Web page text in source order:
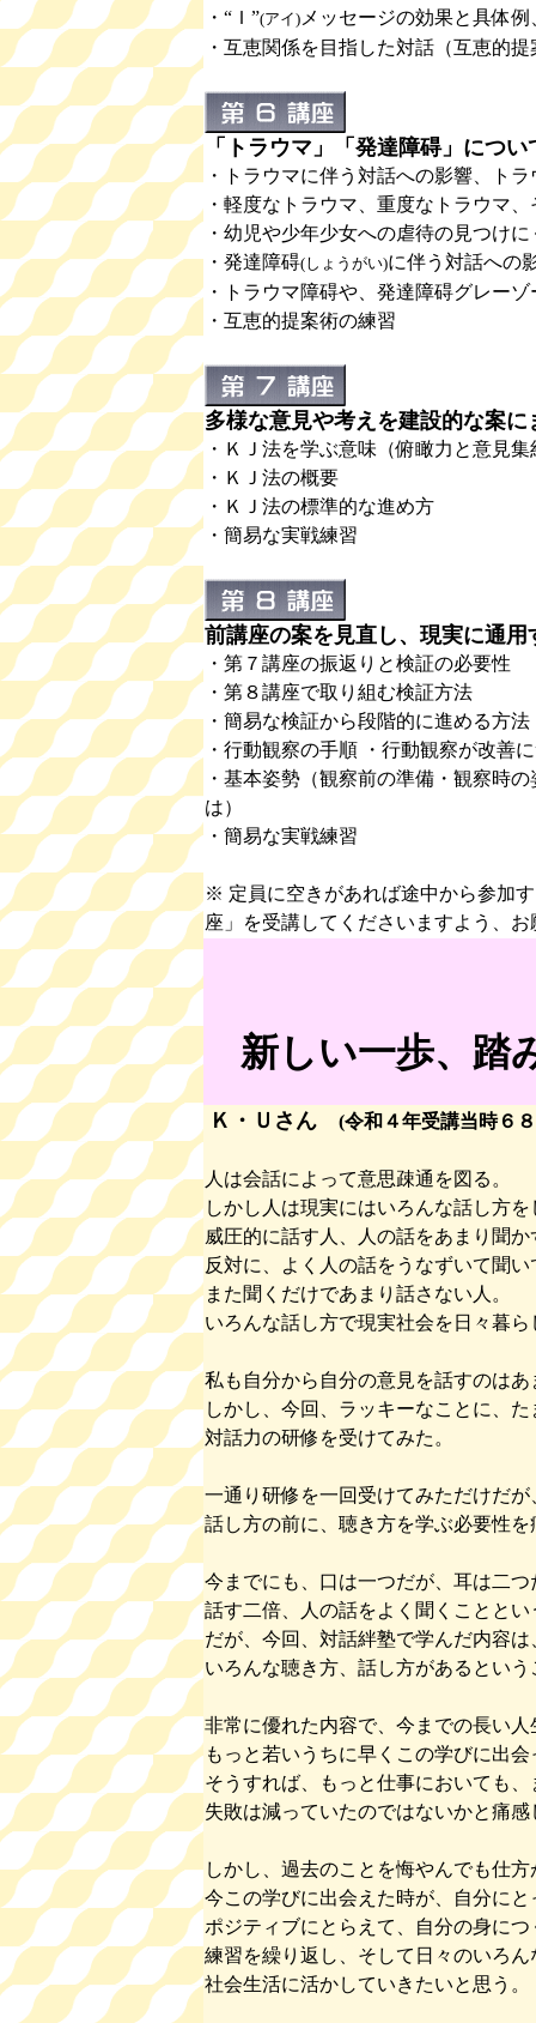
・“Ｉ”(アイ)メッセージの効果と具体例
・互恵関係を目指した対話（互恵的
「トラウマ」「発達障碍」につ
・トラウマに伴う対話への影響、ト
・軽度なトラウマ、重度なトラウマ
・幼児や少年少女への虐待の見つけに
・発達障碍(しょうがい)に伴う対話への
・トラウマ障碍や、発達障碍グレー
・互恵的提案術の練習
多様な意見や考えを建設的な案
・ＫＪ法を学ぶ意味（俯瞰力と意見
・ＫＪ法の概要
・ＫＪ法の標準的な進め方
・簡易な実戦練習
前講座の案を見直し、現実に通
・第７講座の振返りと検証の必要性
・第８講座で取り組む検証方法
・簡易な検証から段階的に進める方法
・行動観察の手順 ・行動観察が改善
・基本姿勢（観察前の準備・観察時
は）
・簡易な実戦練習
※ 定員に空きがあれば途中から参加
座」を受講してくださいますよう、
新しい一歩、踏
Ｋ・Ｕさん (令和４年受講当時６
人は会話によって意思疎通を図る。
しかし人は現実にはいろんな話し方を
威圧的に話す人、人の話をあまり聞
反対に、よく人の話をうなずいて聞い
また聞くだけであまり話さない人。
いろんな話し方で現実社会を日々暮ら
私も自分から自分の意見を話すのは
しかし、今回、ラッキーなことに、
対話力の研修を受けてみた。
一通り研修を一回受けてみただけだが
話し方の前に、聴き方を学ぶ必要性を
今までにも、口は一つだが、耳は二つ
話す二倍、人の話をよく聞くことと
だが、今回、対話絆塾で学んだ内容は
いろんな聴き方、話し方があるとい
非常に優れた内容で、今までの長い人
もっと若いうちに早くこの学びに出
そうすれば、もっと仕事においても
失敗は減っていたのではないかと痛
しかし、過去のことを悔やんでも仕方
今この学びに出会えた時が、自分に
ポジティブにとらえて、自分の身に
練習を繰り返し、そして日々のいろ
社会生活に活かしていきたいと思う。